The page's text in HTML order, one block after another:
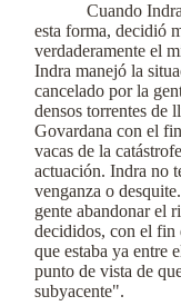
Cuando
esta forma, decidió
verdaderamente el
Indra manejó la
cancelado por la
densos torrentes de
Govardana con el
vacas de la
actuación. Indra no
venganza o
gente abandonar el
decididos, con el
que estaba ya entre
punto de vista de
subyacente".